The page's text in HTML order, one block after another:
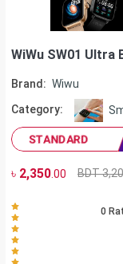
WiWu SW01
Brand: Wiwu
Category:
STANDARD
৳ 2,350.00 BDT
0